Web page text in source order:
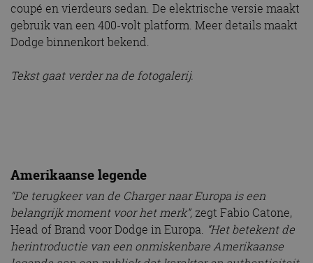
coupé en vierdeurs sedan. De elektrische versie maakt
gebruik van een 400-volt platform. Meer details maakt
Dodge binnenkort bekend.
Tekst gaat verder na de fotogalerij.
Amerikaanse legende
“De terugkeer van de Charger naar Europa is een
belangrijk moment voor het merk”, zegt Fabio Catone,
Head of Brand voor Dodge in Europa. “Het betekent de
herintroductie van een onmiskenbare Amerikaanse